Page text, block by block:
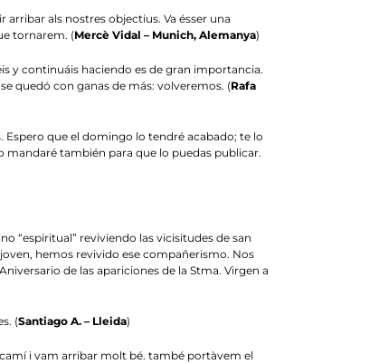
arribar als nostres objectius. Va ésser una
tornarem. (Mercè Vidal – Munich, Alemanya)
y continuáis haciendo es de gran importancia.
quedó con ganas de más: volveremos. (Rafa
que el domingo lo tendré acabado; te lo
mandaré también para que lo puedas publicar.
“espiritual” reviviendo las vicisitudes de san
hemos revivido ese compañerismo. Nos
de las apariciones de la Stma. Virgen a
(Santiago A. – Lleida)
i vam arribar molt bé. també portàvem el